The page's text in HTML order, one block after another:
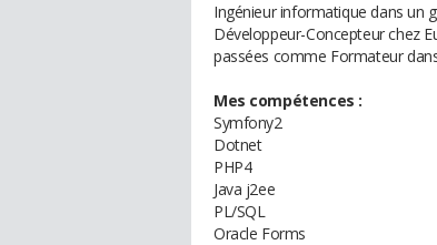
Ingénieur informatique dans un
Développeur-Concepteur chez
passées comme Formateur
Mes compétences :
Symfony2
Dotnet
PHP4
Java j2ee
PL/SQL
Oracle Forms